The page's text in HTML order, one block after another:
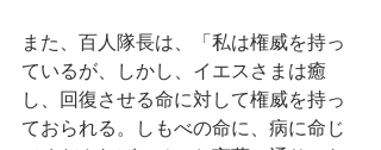
また、百人隊長は、「私は権威を持っ
ているが、しかし、イエスさまは癒
し、回復させる命に対して権威を持っ
ておられる。しもべの命に、病に命じ